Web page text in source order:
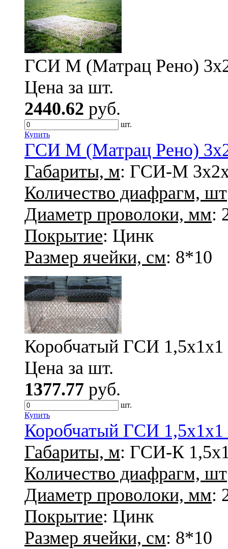
ГСИ М (Матрац Рено)
Цена за шт.
2440.62 руб.
шт.
Купить
ГСИ М (Матрац Рено)
Габариты, м: ГСИ-М
Количество диафрагм, шт
Диаметр проволоки, мм:
Покрытие: Цинк
Размер ячейки, см: 8*10
Коробчатый ГСИ 1,5х1х1
Цена за шт.
1377.77 руб.
шт.
Купить
Коробчатый ГСИ 1,5х1х1
Габариты, м: ГСИ-К
Количество диафрагм, шт
Диаметр проволоки, мм:
Покрытие: Цинк
Размер ячейки, см: 8*10